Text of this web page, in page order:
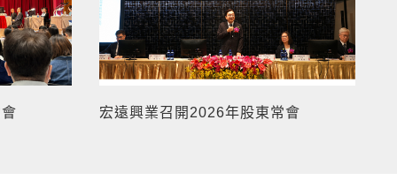
宏遠興業召開2026年股東常會